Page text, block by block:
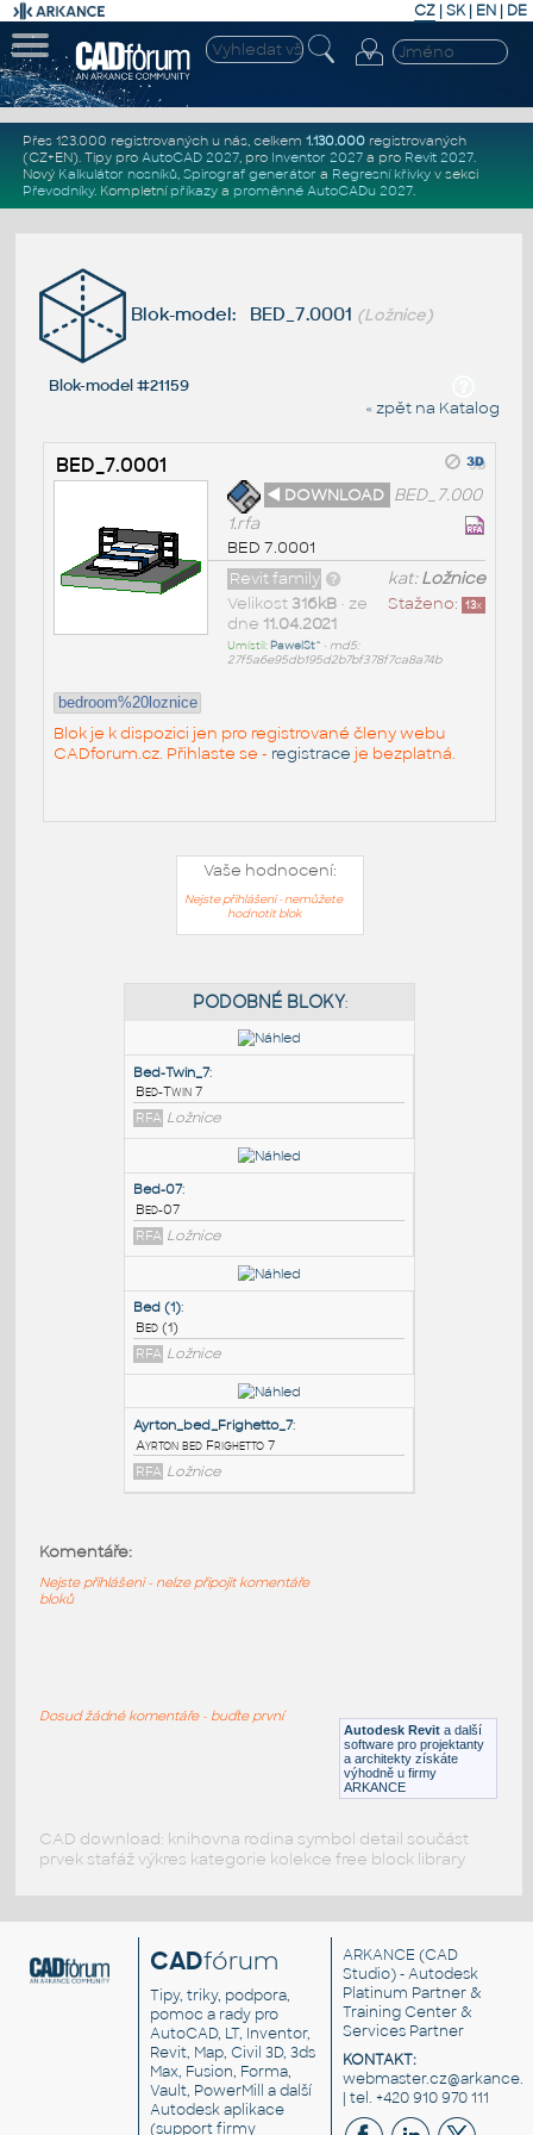
CZ | SK| EN | DE
Přes 123.000 registrovaných u nás, celkem 1.130.000registrovaných
(CZ+EN). Tipy pro AutoCAD 2027, pro Inventor 2027a pro Revit 2027.
Nový Kalkulátor nosníků, Spirograf generátor a Regresní křivkyv sekci
Převodníky. Kompletní příkazya proměnné AutoCADu 2027.
Blok-model: BED_7.0001 (Ložnice)
Blok-model #21159
« zpět na Katalog
BED_7.0001
◄ DOWNLOAD BED_7.000
1.rfa
BED 7.0001
kat:Ložnice
Revit family
Staženo: 13x
Velikost316kB• ze
dne 11.04.2021
Umístil: PawelSt^ • md5:
27f5a6e95db195d2b7bf378f7ca8a74b
bedroom%20loznice
Blok je k dispozici jen pro registrované členy webu
CADforum.cz. Přihlaste se - registrace je bezplatná.
Vaše hodnocení:
Nejste přihlášeni - nemůžete
hodnotit blok
PODOBNÉ BLOKY
Bed-Twin_7:
RFA
Bed-07
RFA Ložnice
RFA Ložnice
Autodesk Revit a další
software pro projektanty
a architekty získáte
výhodně u firmy
ARKANCE
Komentáře:
Nejste přihlášeni - nelze připojit komentáře
bloků
Dosud žádné komentáře - buďte první
CAD download: knihovna rodina symbol detail součást
prvek stafáž výkres kategorie kolekce free block library
CADfórum
Tipy, triky, podpora,
pomoc a rady pro
AutoCAD, LT, Inventor,
Revit, Map, Civil 3D, 3ds
Max, Fusion, Forma,
Vault, PowerMill a další
Autodesk aplikace
(support firmy
ARKANCE (CAD
Studio) - Autodesk
Platinum Partner &
Training Center &
Services Partner
KONTAKT:
| tel. +420 910 970 111